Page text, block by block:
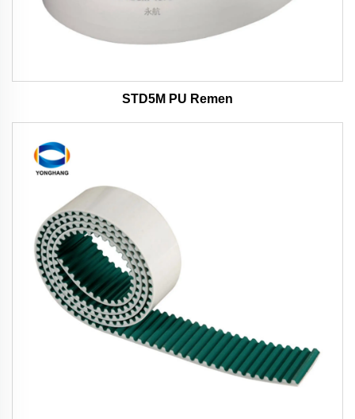
STD5M PU Remen